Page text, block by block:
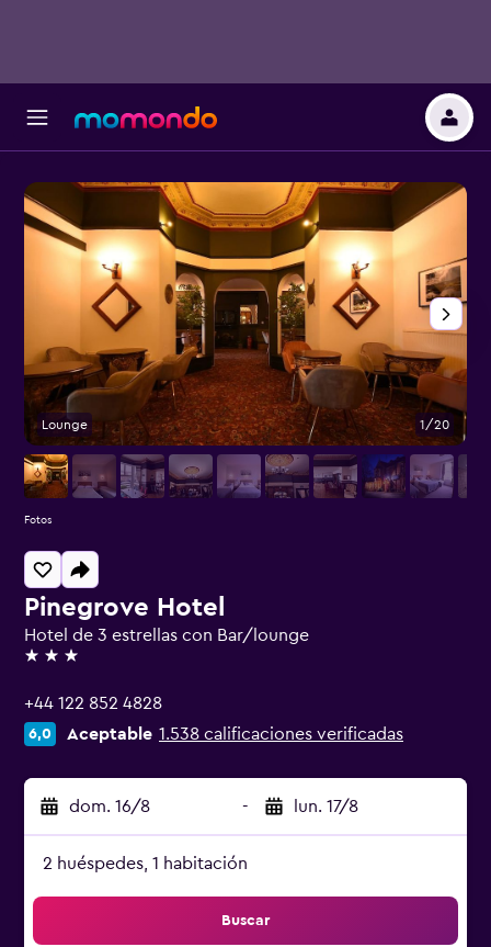
Pinegrove Hotel
Hotel de 3 estrellas con Bar/lounge
3 estrellas
+44 122 852 4828
6,0 Aceptable 1.538 calificaciones verificadas
dom. 16/8 - lun. 17/8
2 huéspedes, 1 habitación
Buscar
Lounge 1/20
Fotos